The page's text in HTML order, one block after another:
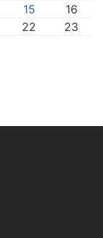
15
16
22
23